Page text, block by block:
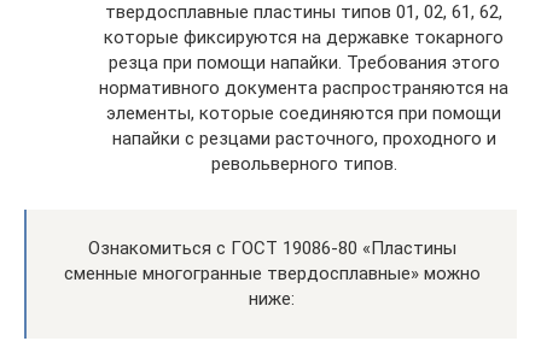
твердосплавные пластины типов 01, 02, 61, 62,
которые фиксируются на державке токарного
резца при помощи напайки. Требования этого
нормативного документа распространяются на
элементы, которые соединяются при помощи
напайки с резцами расточного, проходного и
револьверного типов.
Ознакомиться с ГОСТ 19086-80 «Пластины
сменные многогранные твердосплавные» можно
ниже: